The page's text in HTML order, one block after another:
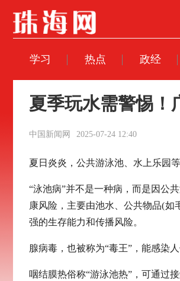
学习 热点 政经
夏季玩水需警惕！
中国新闻网 2025-07-24 12:40
夏日炎炎，公共游泳池、水上乐园
“泳池病”并不是一种病，而是因公
康风险，主要由池水、公共物品(
强的生存能力和传播风险。
腺病毒，也被称为“毒王”，能感染
咽结膜热俗称“游泳池热”，可通过